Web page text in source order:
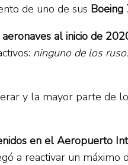
de uno de sus
al inicio de
ninguno de los
y la mayor parte de
en el Aeropuerto
a reactivar un máximo